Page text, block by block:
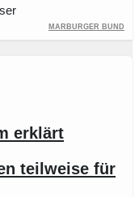
Marburger Bund
erklärt
teilweise für